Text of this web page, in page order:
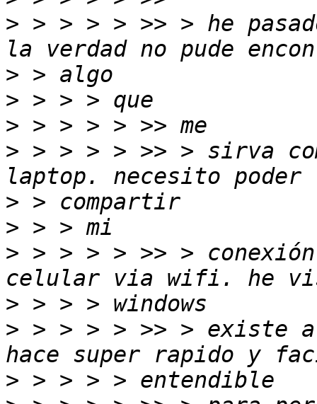
> > > > > >> > he
>
>
>
> > > > > >> > sirva
>
>
> > > > > >> >
>
> > > > > >> > existe
>